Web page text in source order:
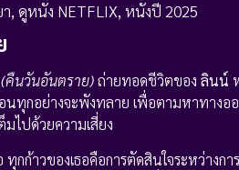
, ดูหนัง NETFLIX, หนังปี 2025
คืนวันอันตราย)ถ่ายทอดชีวิตของ ลินน์
นทุกอย่างจะพังทลาย เพื่อตามหาทางอ
ไปด้วยความเสี่ยง
ก้าวของเธอคือการตัดสินใจระหว่างกา